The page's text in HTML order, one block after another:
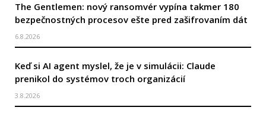
The Gentlemen: nový ransomvér vypína takmer 180
bezpečnostných procesov ešte pred zašifrovaním dát
6.8.2026
Keď si AI agent myslel, že je v simulácii: Claude
prenikol do systémov troch organizácií
3.8.2026